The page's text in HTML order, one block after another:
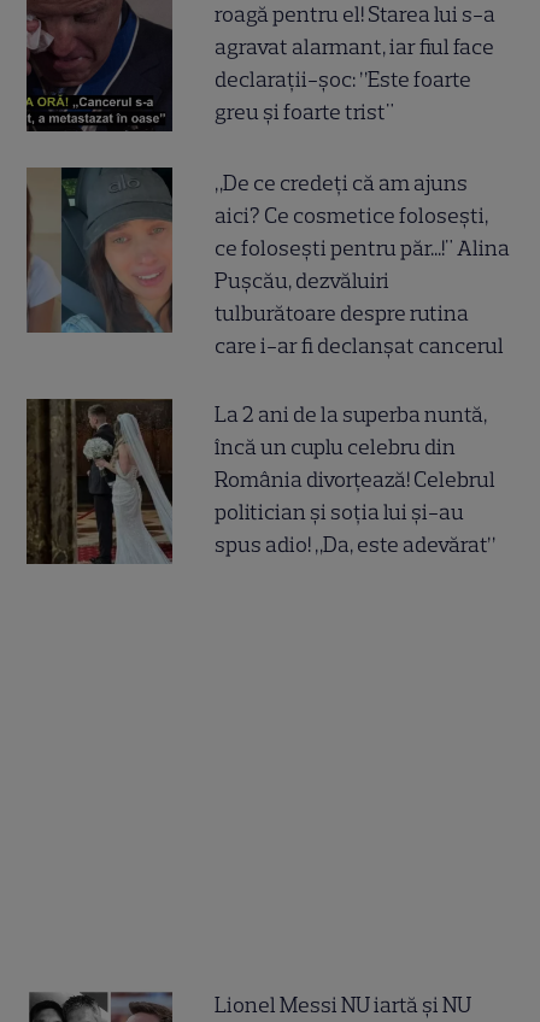
roagă pentru el! Starea lui s-a
agravat alarmant, iar fiul face
declarații-șoc: ”Este foarte
greu și foarte trist"
„De ce credeți că am ajuns
aici? Ce cosmetice folosești,
ce folosești pentru păr...!" Alina
Pușcău, dezvăluiri
tulburătoare despre rutina
care i-ar fi declanșat cancerul
La 2 ani de la superba nuntă,
încă un cuplu celebru din
România divorțează! Celebrul
politician și soția lui și-au
spus adio! „Da, este adevărat”
Lionel Messi NU iartă și NU